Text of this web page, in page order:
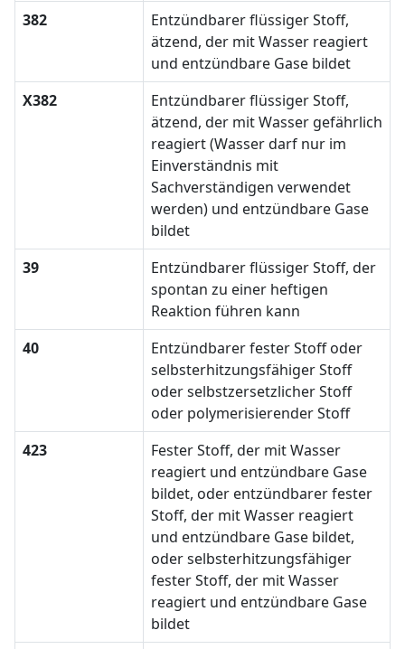
382
Entzündbarer flüssiger Stoff,
ätzend, der mit Wasser reagiert
und entzündbare Gase bildet
X382
Entzündbarer flüssiger Stoff,
ätzend, der mit Wasser gefährlich
reagiert (Wasser darf nur im
Einverständnis mit
Sachverständigen verwendet
werden) und entzündbare Gase
bildet
39
Entzündbarer flüssiger Stoff, der
spontan zu einer heftigen
Reaktion führen kann
40
Entzündbarer fester Stoff oder
selbsterhitzungsfähiger Stoff
oder selbstzersetzlicher Stoff
oder polymerisierender Stoff
423
Fester Stoff, der mit Wasser
reagiert und entzündbare Gase
bildet, oder entzündbarer fester
Stoff, der mit Wasser reagiert
und entzündbare Gase bildet,
oder selbsterhitzungsfähiger
fester Stoff, der mit Wasser
reagiert und entzündbare Gase
bildet